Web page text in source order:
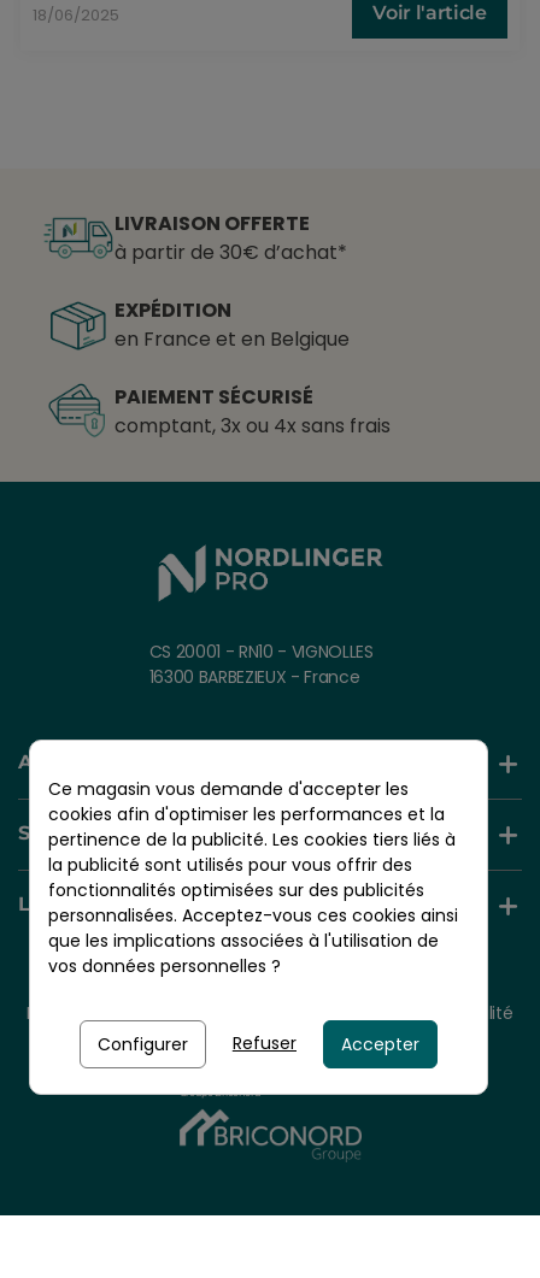
18/06/2025 Voir l'article
LIVRAISON OFFERTE
à partir de 30€ d’achat*
EXPÉDITION
en France et en Belgique
PAIEMENT SÉCURISÉ
comptant, 3x ou 4x sans frais
CS 20001 - RN10 - VIGNOLLES
16300 BARBEZIEUX - France
AIDE ET INFORMATION
SERVICES +
LIENS UTILES
Mentions légales
Politique de confidentialité
Politique de cookies
Groupe Briconord
Ce magasin vous demande d'accepter les
cookies afin d'optimiser les performances et la
pertinence de la publicité. Les cookies tiers liés à
la publicité sont utilisés pour vous offrir des
fonctionnalités optimisées sur des publicités
personnalisées. Acceptez-vous ces cookies ainsi
que les implications associées à l'utilisation de
vos données personnelles ?
Configurer Refuser Accepter